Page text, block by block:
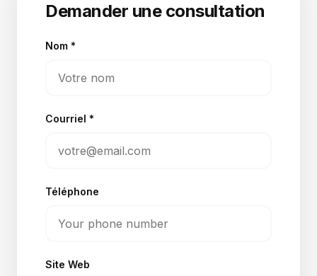
Demander une consultation
Nom *
Courriel *
Téléphone
Site Web